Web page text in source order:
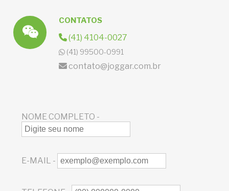
CONTATOS
(41) 4104-0027
(41) 99500-0991
contato@joggar.com.br
NOME COMPLETO -
E-MAIL -